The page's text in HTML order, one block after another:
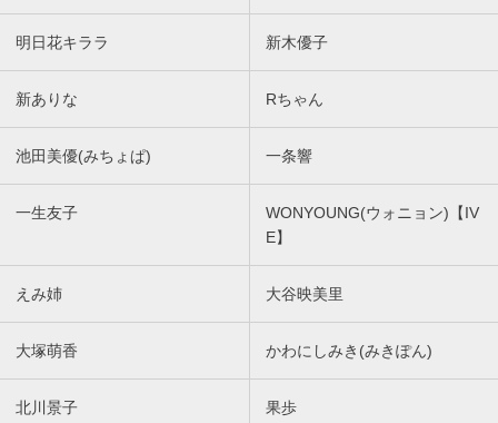
明日花キララ 新木優子
新ありな Rちゃん
池田美優(みちょぱ) 一条響
一生友子
WONYOUNG(ウォニョン)【IV
E】
えみ姉 大谷映美里
大塚萌香 かわにしみき(みきぽん)
北川景子 果歩